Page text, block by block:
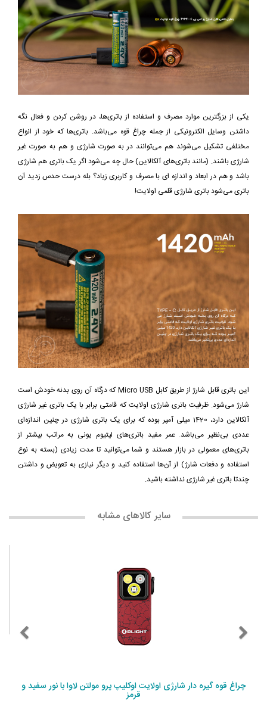
یکی از بزرگترین موارد مصرف و استفاده از باتری‌ها، در روشن کردن و فعال نگه
داشتن وسایل الکترونیکی از جمله چراغ قوه می‌باشد. باتری‌ها که خود از انواع
مختلفی تشکیل می‌شوند هم می‌توانند در به صورت شارژی و هم به صورت غیر
شارژی باشند. (مانند باتری‌های آلکالاین) حال چه می‌شود اگر یک باتری هم شارژی
باشد و هم در ابعاد و اندازه ای با مصرف و کاربری زیاد؟ بله درست حدس زدید آن
باتری می‌شود باتری شارژی قلمی اولایت!
این باتری قابل شارژ از طریق کابل Micro USB که درگاه آن روی بدنه خودش است
شارژ می‌شود. ظرفیت باتری شارژی اولایت که قامتی برابر با یک باتری غیر شارژی
آلکالاین دارد، 1420 میلی آمپر بوده که برای یک باتری شارژی در چنین اندازه‌ای
عددی بی‌نظیر می‌باشد. عمر مفید باتری‌های لیتیوم یونی به مراتب بیشتر از
باتری‌های معمولی در بازار هستند و شما می‌توانید تا مدت زیادی (بسته به نوع
استفاده و دفعات شارژ) از آن‌ها استفاده کنید و دیگر نیازی به تعویض و داشتن
چندتا باتری غیر شارژی نداشته باشید.
سایر کالاهای مشابه
چراغ قوه گیره دار شارژی اولایت اوکلیپ پرو مولتن لاوا با نور سفید و
قرمز